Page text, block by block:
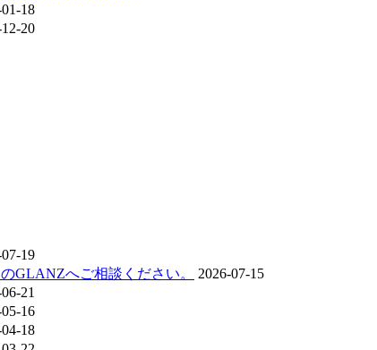
18
20
19
GLANZへご相談ください。
2026-07-15
21
16
18